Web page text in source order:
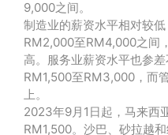
9,000之间。
制造业的薪资水平相对较
RM2,000至RM4,000之间
高。服务业薪资水平也参
RM1,500至RM3,000，而
上。
2023年9月1日起，马来西
RM1,500。沙巴、砂拉越